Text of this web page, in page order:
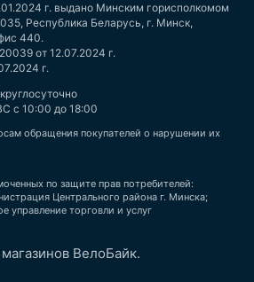
г. выдано Минским горисполкомом
Республика Беларусь, г. Минск,
440.
от 12.07.2024 г.
г.
с 10:00 до 18:00
обращения покупателей о нарушении их
по защите прав потребителей:
Центрального района г. Минска;
управление торговли и услуг
ВелоБайк.